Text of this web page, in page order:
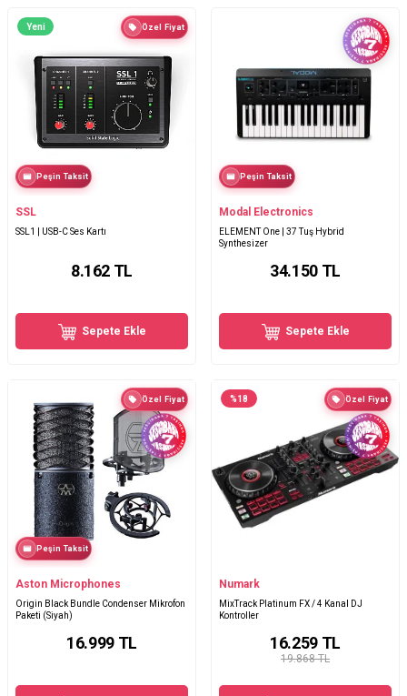
Yeni Özel Fiyat
Peşin Taksit
SSL
SSL1 | USB-C Ses Kartı
8.162 TL
Sepete Ekle
Peşin Taksit
Modal Electronics
ELEMENT One | 37 Tuş Hybrid
Synthesizer
34.150TL
Sepete Ekle
Özel Fiyat
Peşin Taksit
Aston Microphones
Origin Black Bundle Condenser Mikrofon
Paketi (Siyah)
16.999TL
%18 Özel Fiyat
Numark
MixTrack Platinum FX / 4 Kanal DJ
Kontroller
19.868 TL
16.259TL